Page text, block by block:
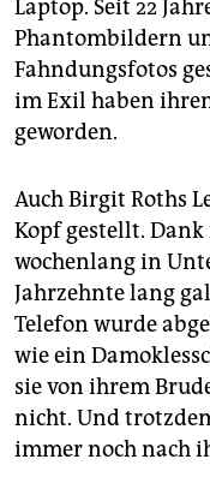
Laptop. Seit 22
Phantombildern
Fahndungsfotos
im Exil haben
geworden.
Auch Birgit Roths
Kopf gestellt. Dank
wochenlang in
Jahrzehnte lang
Telefon wurde
wie ein
sie von ihrem
nicht. Und
immer noch nach